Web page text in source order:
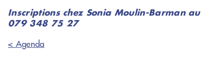
Inscriptions chez Sonia Moulin-Barman au
079 348 75 27
< Agenda